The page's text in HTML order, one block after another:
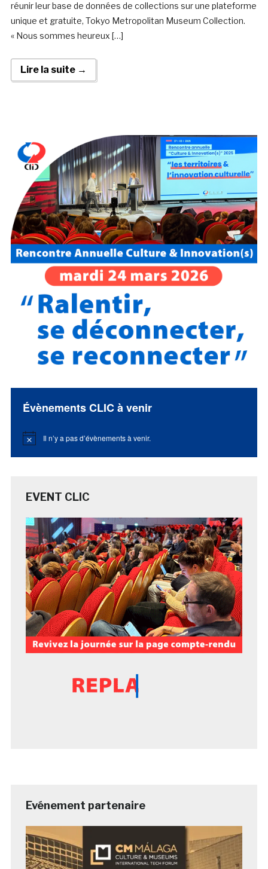
réunir leur base de données de collections sur une plateforme
unique et gratuite, Tokyo Metropolitan Museum Collection.
« Nous sommes heureux […]
Lire la suite →
Évènements CLIC à venir
Notice Il n’y a pas d’évènements à venir.
EVENT CLIC
Evénement partenaire